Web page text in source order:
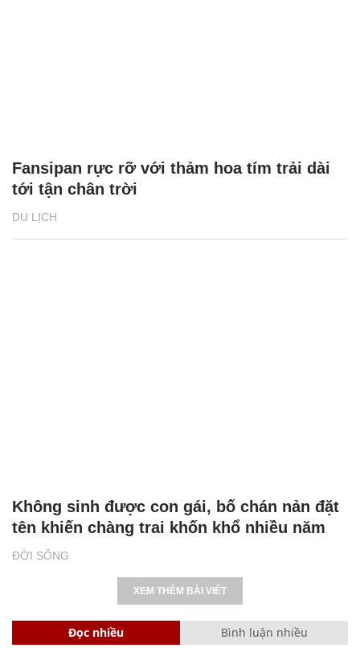
DU LỊCH
Fansipan rực rỡ với thảm hoa tím trải dài
tới tận chân trời
ĐỜI SỐNG
Không sinh được con gái, bố chán nản đặt
tên khiến chàng trai khốn khổ nhiều năm
XEM THÊM BÀI VIẾT
Đọc nhiều Bình luận nhiều